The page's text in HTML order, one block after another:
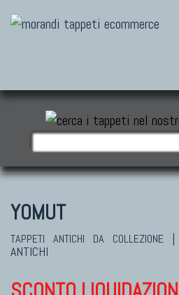
YOMUT
TAPPETI ANTICHI DA COLLEZIONE |
ANTICHI